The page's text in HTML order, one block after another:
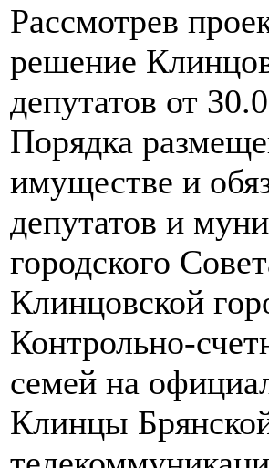
Рассмотрев
решение
депутатов от
Порядка
имуществе и
депутатов и
городского
Клинцовской
Контрольно-
семей на
Клинцы